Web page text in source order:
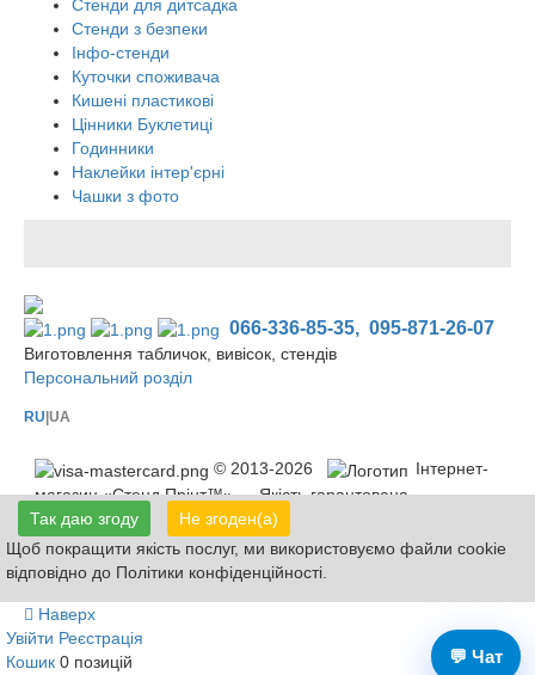
Так даю згоду
Не згоден(а)
Щоб покращити якість послуг, ми використовуємо файли cookie
відповідно до Політики конфіденційності.
Стенди для дитсадка
Стенди з безпеки
Інфо-стенди
Куточки споживача
Кишені пластикові
Цінники Буклетиці
Годинники
Наклейки інтер'єрні
Чашки з фото
066-336-85-35, 095-871-26-07
Виготовлення табличок, вивісок, стендів
Персональний розділ
RU |UA
© 2013-2026
Інтернет-
магазин «Стенд Прінт™» — Якість гарантована
Доставка: Київ, Харків, Дніпро, Запоріжжя, Одеса, Суми, Полтава,
Миколаїв, Кіровоград, Черкаси, Хмельницький, Житомир, Тернопіль,
Рівне, Івано-Франківськ, Львів, Ужгород, Чернівці, Луцьк, Вінниця,
Наверх
Увійти Реєстрація
Кошик 0 позицій 💬 Чат